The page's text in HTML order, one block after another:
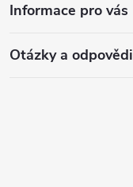
Informace pro vás
Otázky a odpovědi